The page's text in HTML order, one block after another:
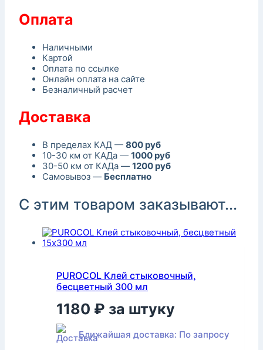
Оплата
Наличными
Картой
Оплата по ссылке
Онлайн оплата на сайте
Безналичный расчет
Доставка
В пределах КАД — 800 руб
10-30 км от КАДа — 1000 руб
30-50 км от КАДа — 1200 руб
Самовывоз — Бесплатно
С этим товаром заказывают...
PUROCOL Клей стыковочный,
бесцветный 300 мл
1180 ₽ за штуку
Ближайшая доставка: По запросу